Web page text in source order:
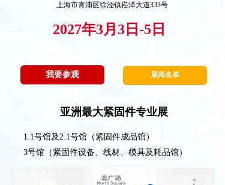
2027年3月3日-5日
我要参观 展商名单
亚洲最大紧固件专业展
1.1号馆及2.1号馆（紧固件成品馆）
3号馆（紧固件设备、线材、模具及耗品馆）
上海市青浦区徐泾镇崧泽大道333号